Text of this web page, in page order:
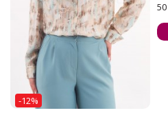
-12%